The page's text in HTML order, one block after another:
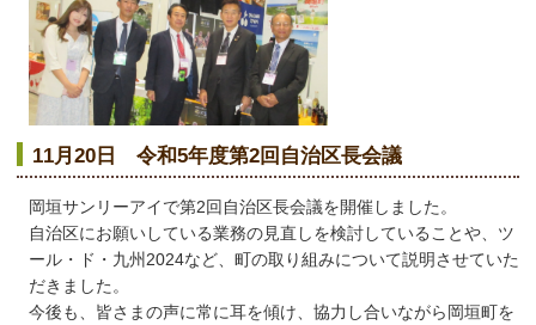
11月20日 令和5年度第2回自治区長会議
岡垣サンリーアイで第2回自治区長会議を開催しました。
自治区にお願いしている業務の見直しを検討していることや、ツ
ール・ド・九州2024など、町の取り組みについて説明させていた
だきました。
今後も、皆さまの声に常に耳を傾け、協力し合いながら岡垣町を